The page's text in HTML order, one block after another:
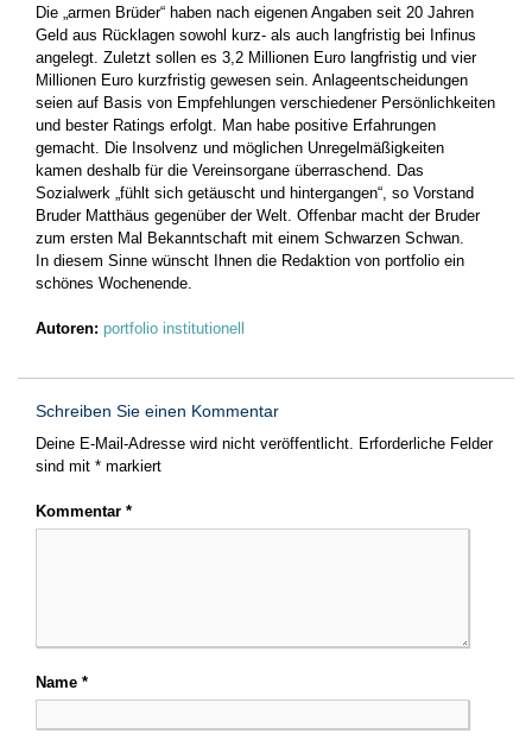
Die „armen Brüder“ haben nach eigenen Angaben seit 20 Jahren
Geld aus Rücklagen sowohl kurz- als auch langfristig bei Infinus
angelegt. Zuletzt sollen es 3,2 Millionen Euro langfristig und vier
Millionen Euro kurzfristig gewesen sein. Anlageentscheidungen
seien auf Basis von Empfehlungen verschiedener Persönlichkeiten
und bester Ratings erfolgt. Man habe positive Erfahrungen
gemacht. Die Insolvenz und möglichen Unregelmäßigkeiten
kamen deshalb für die Vereinsorgane überraschend. Das
Sozialwerk „fühlt sich getäuscht und hintergangen“, so Vorstand
Bruder Matthäus gegenüber der Welt. Offenbar macht der Bruder
zum ersten Mal Bekanntschaft mit einem Schwarzen Schwan.
In diesem Sinne wünscht Ihnen die Redaktion von portfolio ein
schönes Wochenende.
Autoren: portfolio institutionell
Schreiben Sie einen Kommentar
Deine E-Mail-Adresse wird nicht veröffentlicht. Erforderliche Felder
sind mit * markiert
Kommentar *
Name *